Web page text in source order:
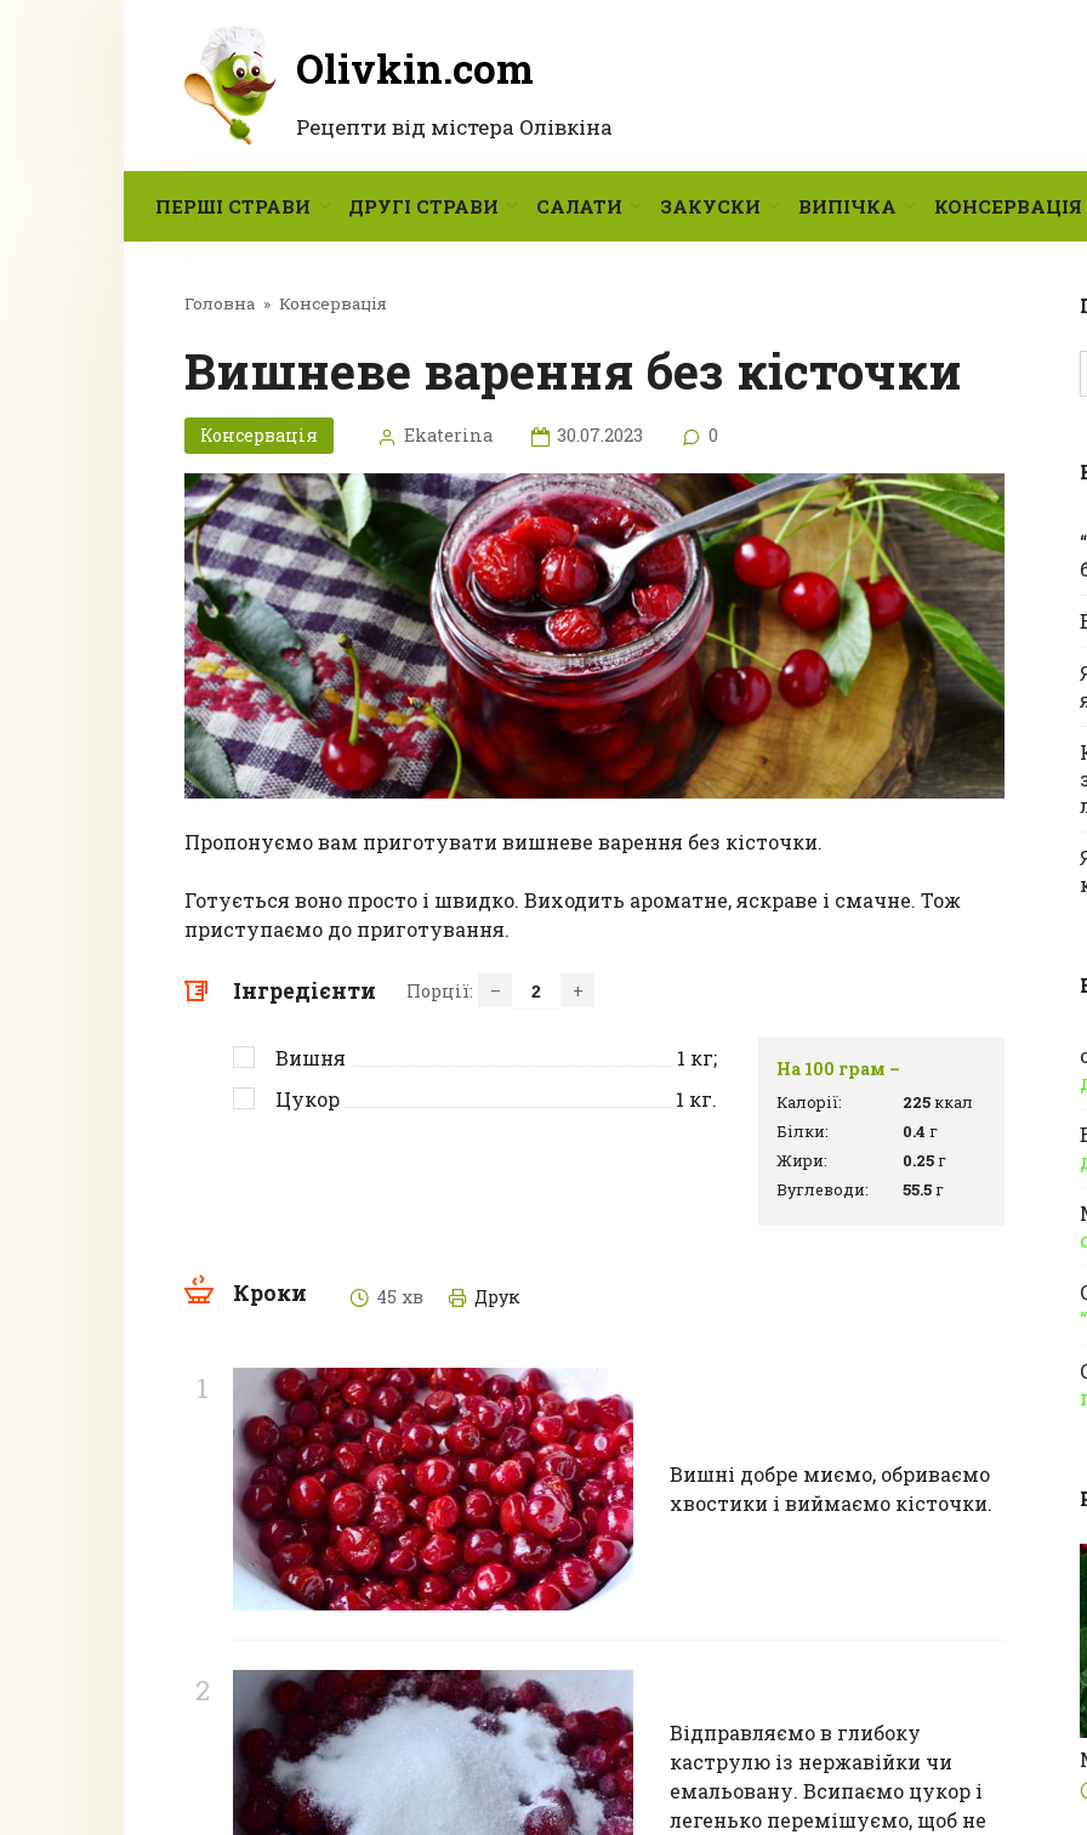
Olivkin.com
Рецепти від містера Олівкіна
ПЕРШІ СТРАВИ ДРУГІ СТРАВИ САЛАТИ ЗАКУСКИ ВИПІЧКА КОНСЕРВАЦІЯ
Головна » Консервація
Вишневе варення без кісточки
Консервація Ekaterina 30.07.2023 0
Пропонуємо вам приготувати вишневе варення без кісточки.
Готується воно просто і швидко. Виходить ароматне, яскраве і смачне. Тож
приступаємо до приготування.
Інгредієнти Порції: – +
Вишня 1 кг;
Цукор
1 кг.
На 100 грам –
Калорії: 225ккал
Білки:
0.4 г
Жири:
0.25г
Вуглеводи:
55.5г
Кроки 45 хв Друк
Вишні добре миємо, обриваємо
хвостики і виймаємо кісточки.
Відправляємо в глибоку
каструлю із нержавійки чи
емальовану. Всипаємо цукор і
легенько перемішуємо, щоб не